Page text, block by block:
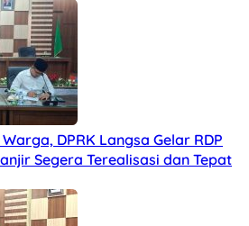
DPRK Langsa Gelar RDP
Segera Terealisasi dan Tepat